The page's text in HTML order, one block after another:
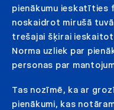
pienākumu ieskatīties
noskaidrot mirušā
trešajai šķirai
Norma uzliek par
personas par
Tas nozīmē, ka ar
pienākumi, kas